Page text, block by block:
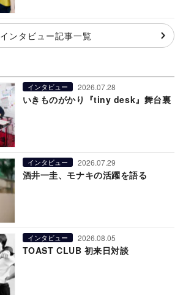
インタビュー記事一覧
インタビュー 2026.07.28
いきものがかり『tiny desk』舞台裏
インタビュー 2026.07.29
酒井一圭、モナキの活躍を語る
インタビュー 2026.08.05
TOAST CLUB 初来日対談